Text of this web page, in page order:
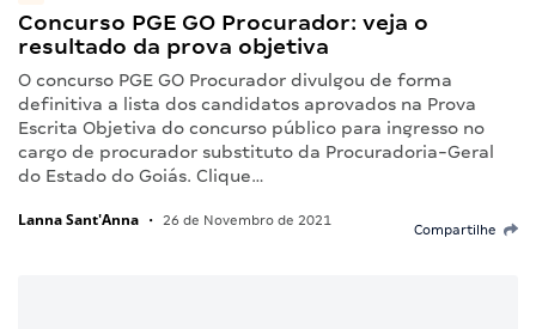
Concurso PGE GO Procurador: veja o
resultado da prova objetiva
O concurso PGE GO Procurador divulgou de forma
definitiva a lista dos candidatos aprovados na Prova
Escrita Objetiva do concurso público para ingresso no
cargo de procurador substituto da Procuradoria-Geral
do Estado do Goiás. Clique…
Lanna Sant'Anna • 26 de Novembro de 2021
Compartilhe